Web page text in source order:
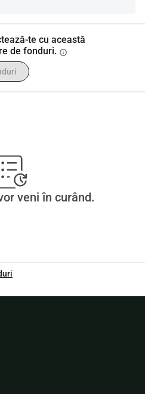
te cu această
de fonduri. info
veni în curând.